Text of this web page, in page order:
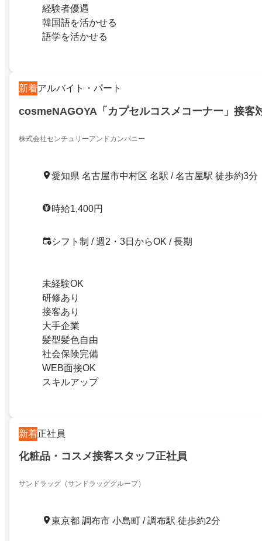
経験者優遇
韓国語を活かせる
語学を活かせる
新着アルバイト・パート
cosmeNAGOYA「カプセルコスメコーナー」接客
株式会社センチュリーアンドカンパニー
愛知県 名古屋市中村区 名駅 / 名古屋駅 徒歩約3分
時給1,400円
シフト制 / 週2・3日からOK / 長期
未経験OK
研修あり
接客あり
大手企業
髪型髪色自由
社会保険完備
WEB面接OK
スキルアップ
新着正社員
化粧品・コスメ接客スタッフ正社員
サンドラッグ（サンドラッググループ）
東京都 調布市 小島町 / 調布駅 徒歩約2分